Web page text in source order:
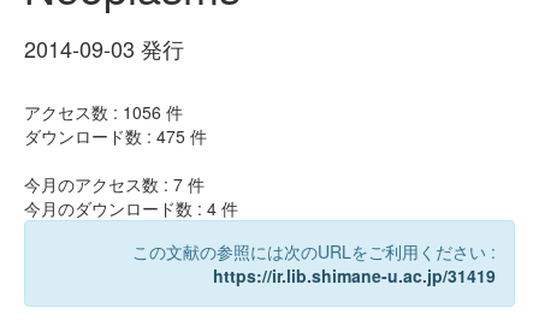
2014-09-03 発行
アクセス数 : 1056 件
ダウンロード数 : 475 件
今月のアクセス数 : 7 件
今月のダウンロード数 : 4 件
この文献の参照には次のURLをご利用ください :
https://ir.lib.shimane-u.ac.jp/31419